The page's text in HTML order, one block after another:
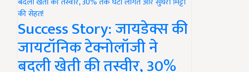
Success Story: जायडेक्स की
जायटॉनिक टेक्नोलॉजी ने
बदली खेती की तस्वीर, 30%